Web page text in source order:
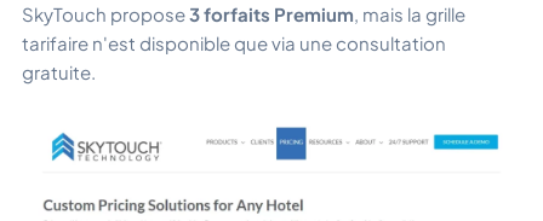
SkyTouch propose3 forfaits Premium , mais la grille
tarifaire n'est disponible que via une consultation
gratuite.